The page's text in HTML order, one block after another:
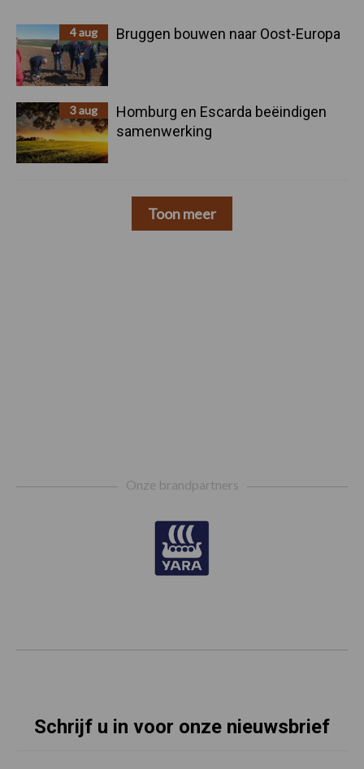
4 aug Bruggen bouwen naar Oost-Europa
3 aug
Homburg en Escarda beëindigen
samenwerking
Toon meer
Onze brandpartners
Schrijf u in voor onze nieuwsbrief